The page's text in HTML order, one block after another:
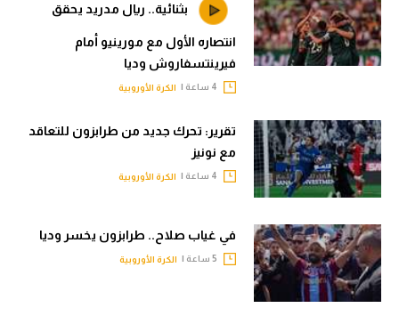
بثنائية.. ريال مدريد يحقق
انتصاره الأول مع مورينيو أمام
فيرينتسفاروش وديا
الكرة الأوروبية
تقرير: تحرك جديد من طرابزون للتعاقد
مع نونيز
الكرة الأوروبية
في غياب صلاح.. طرابزون يخسر وديا
الكرة الأوروبية